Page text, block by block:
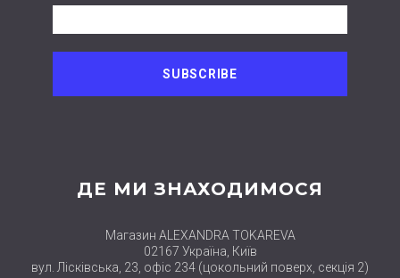
ДЕ МИ ЗНАХОДИМОСЯ
Магазин ALEXANDRA TOKAREVA
02167 Україна, Київ
вул. Лісківська, 23, офіс 234 (цокольний поверх, секція 2)